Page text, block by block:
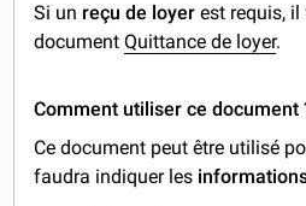
Si un reçu de loyer est requis,
documentQuittance de loyer.
Comment utiliser ce document
Ce document peut être utilisé
faudra indiquer les